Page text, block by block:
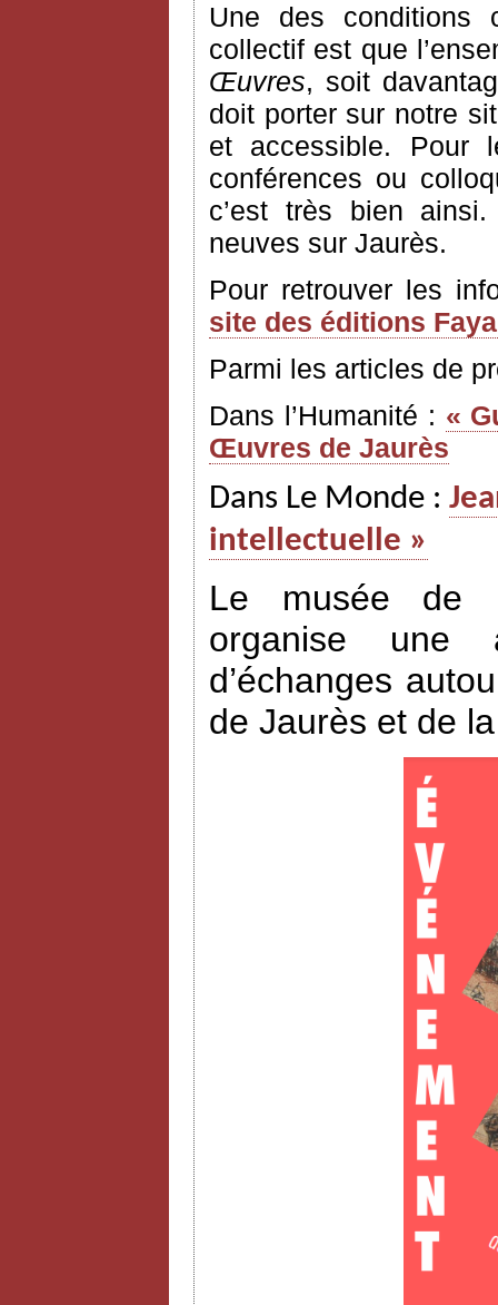
Une des conditions
collectif est que
Œuvres, soit
doit porter sur notre
et accessible. Pour
conférences ou
c’est très bien
neuves sur Jaurès.
Pour retrouver les
site des éditions
Parmi les articles de
Dans l’Humanité : «
Œuvres de Jaurès
Dans Le Monde :
intellectuelle »
Le musée de
organise une
d’échanges
de Jaurès et de